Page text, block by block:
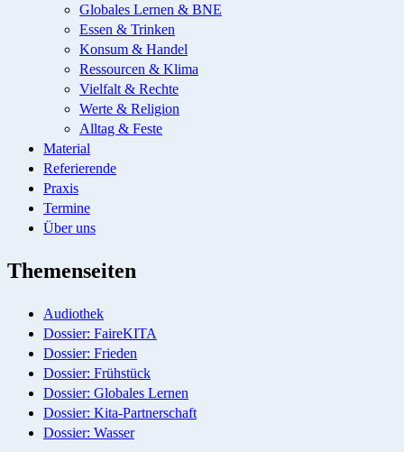
Globales Lernen & BNE
Essen & Trinken
Konsum & Handel
Ressourcen & Klima
Vielfalt & Rechte
Werte & Religion
Alltag & Feste
Material
Referierende
Praxis
Termine
Über uns
Themenseiten
Audiothek
Dossier: FaireKITA
Dossier: Frieden
Dossier: Frühstück
Dossier: Globales Lernen
Dossier: Kita-Partnerschaft
Dossier: Wasser